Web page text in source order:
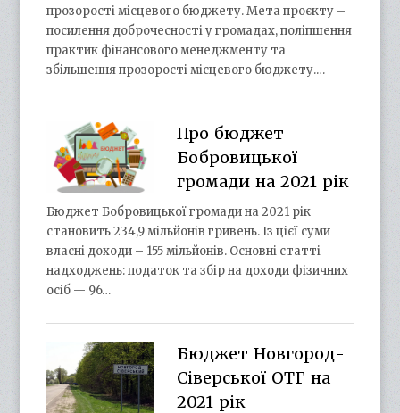
прозорості місцевого бюджету. Мета проєкту –
посилення доброчесності у громадах, поліпшення
практик фінансового менеджменту та
збільшення прозорості місцевого бюджету.…
Про бюджет
Бобровицької
громади на 2021 рік
Бюджет Бобровицької громади на 2021 рік
становить 234,9 мільйонів гривень. Із цієї суми
власні доходи – 155 мільйонів. Основні статті
надходжень: податок та збір на доходи фізичних
осіб — 96…
Бюджет Новгород-
Сіверської ОТГ на
2021 рік